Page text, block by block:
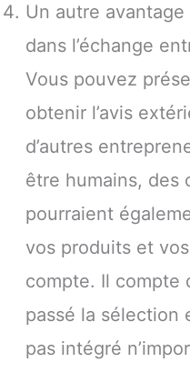
Un autre
dans l’échange
Vous pouvez
obtenir l’avis
d’autres
être humains, des
pourraient
vos produits et
compte. Il compte
passé la sélection
pas intégré